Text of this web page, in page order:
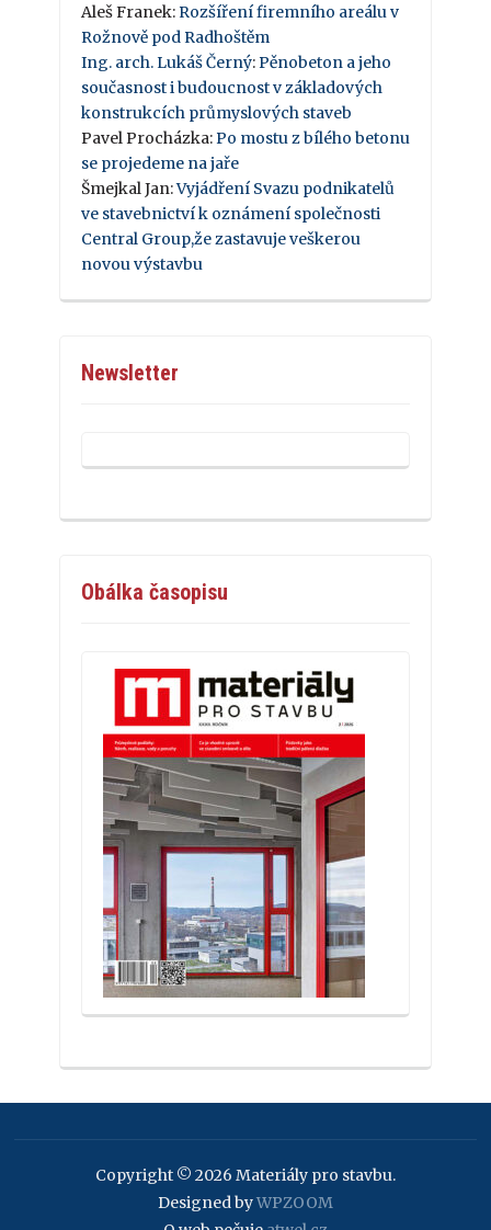
Aleš Franek: Rozšíření firemního areálu v
Rožnově pod Radhoštěm
Ing. arch. Lukáš Černý: Pěnobeton a jeho
současnost i budoucnost v základových
konstrukcích průmyslových staveb
Pavel Procházka: Po mostu z bílého betonu
se projedeme na jaře
Šmejkal Jan:Vyjádření Svazu podnikatelů
ve stavebnictví k oznámení společnosti
Central Group,že zastavuje veškerou
novou výstavbu
Newsletter
Obálka časopisu
Copyright © 2026 Materiály pro stavbu.
Designed byWPZOOM